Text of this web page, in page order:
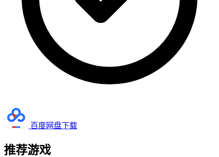
百度网盘下载
推荐游戏